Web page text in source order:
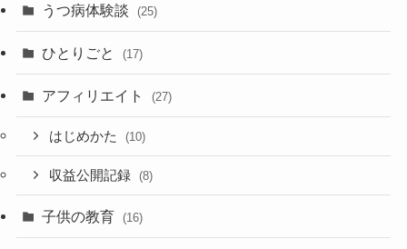
うつ病体験談 (25)
ひとりごと (17)
アフィリエイト (27)
はじめかた (10)
収益公開記録 (8)
子供の教育 (16)